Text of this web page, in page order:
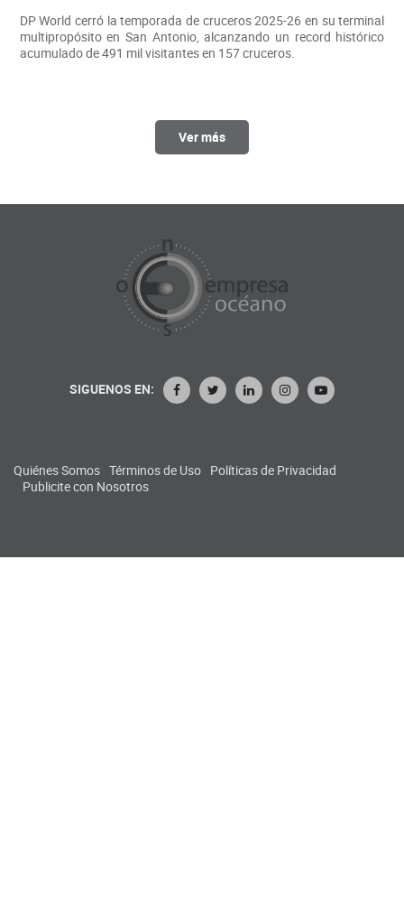
DP World cerró la temporada de cruceros 2025-26 en su terminal
multipropósito en San Antonio, alcanzando un record histórico
acumulado de 491 mil visitantes en 157 cruceros.
Ver más
SIGUENOS EN:
Quiénes Somos Términos de Uso Políticas de Privacidad
Publicite con Nosotros